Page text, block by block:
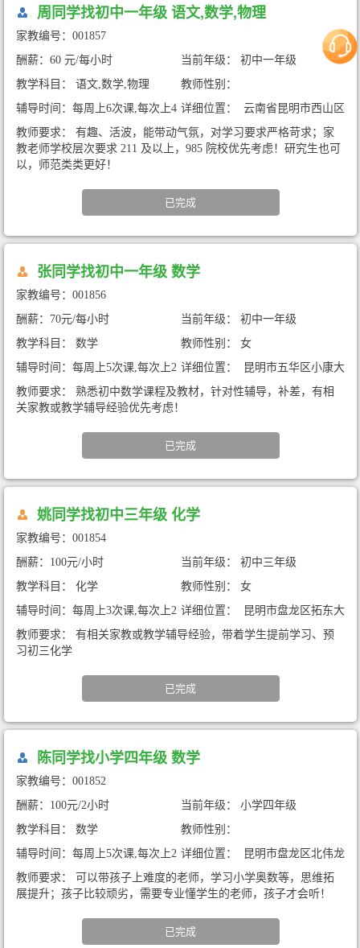
周同学找初中一年级 语文,数学,物理
家教编号：001857
酬薪：60 元/每小时
当前年级： 初中一年级
教学科目： 语文,数学,物理
教师性别：
辅导时间：每周上6次课,每次上4
小时
详细位置： 云南省昆明市西山区
马街幼儿园（暑期家教）
教师要求： 有趣、活波，能带动气氛，对学习要求严格苛求；家
教老师学校层次要求 211 及以上，985 院校优先考虑！研究生也可
以，师范类类更好！
已完成
张同学找初中一年级 数学
家教编号：001856
酬薪：70元/每小时
当前年级： 初中一年级
教学科目： 数学
教师性别： 女
辅导时间：每周上5次课,每次上2
小时
详细位置： 昆明市五华区小康大
道华龙人家（暑期家教）
教师要求： 熟悉初中数学课程及教材，针对性辅导，补差，有相
关家教或教学辅导经验优先考虑！
已完成
姚同学找初中三年级 化学
家教编号：001854
酬薪：100元/小时
当前年级： 初中三年级
教学科目： 化学
教师性别： 女
辅导时间：每周上3次课,每次上2
小时
详细位置： 昆明市盘龙区拓东大
厦（暑期家教）
教师要求： 有相关家教或教学辅导经验，带着学生提前学习、预
习初三化学
已完成
陈同学找小学四年级 数学
家教编号：001852
酬薪：100元/2小时
当前年级： 小学四年级
教学科目： 数学
教师性别：
辅导时间：每周上5次课,每次上2
小时
详细位置： 昆明市盘龙区北伟龙
花园（暑期家教)
教师要求： 可以带孩子上难度的老师，学习小学奥数等，思维拓
展提升；孩子比较顽劣，需要专业懂学生的老师，孩子才会听！
已完成